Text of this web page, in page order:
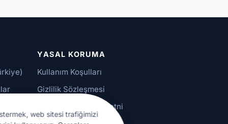
web sitesi trafiğimizi
YASAL KORUMA
Kullanım Koşulları
Gizlilik Sözleşmesi
KVKK Aydınlatma Metni